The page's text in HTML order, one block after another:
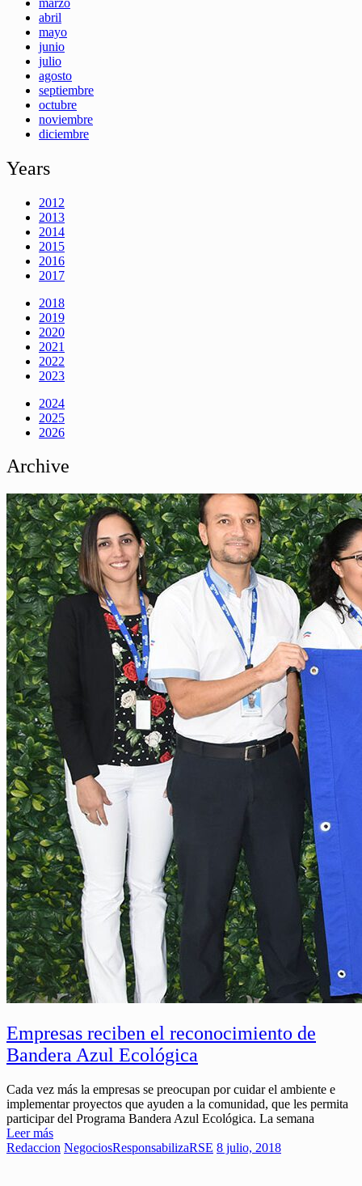
abril
mayo
junio
julio
agosto
septiembre
octubre
noviembre
diciembre
Years
2012
2013
2014
2015
2016
2017
2018
2019
2020
2021
2022
2023
2024
2025
2026
Archive
Empresas reciben el reconocimiento de
Bandera Azul Ecológica
Cada vez más la empresas se preocupan por cuidar el ambiente e
implementar proyectos que ayuden a la comunidad, que les permita
participar del Programa Bandera Azul Ecológica. La semana
Leer más
Redaccion NegociosResponsabilizaRSE 8 julio, 2018